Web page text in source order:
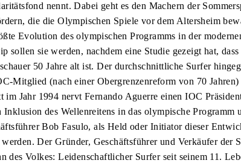
nennt. Dabei geht es den Machern der
die die Olympischen Spiele vor dem Altersheim
Evolution des olympischen Programms in der
sollen sie werden, nachdem eine Studie gezeigt hat, dass
50 Jahre alt ist. Der durchschnittliche Surfer
Mitglied (nach einer Obergrenzenreform von 70 Jahren)
im Jahr 1994 nervt Fernando Aguerre einen IOC
Inklusion des Wellenreitens in das olympische Programm
Bob Fasulo, als Held oder Initiator dieser
Der Gründer, Geschäftsführer und Verkäufer der
des Volkes: Leidenschaftlicher Surfer seit seinem 11.